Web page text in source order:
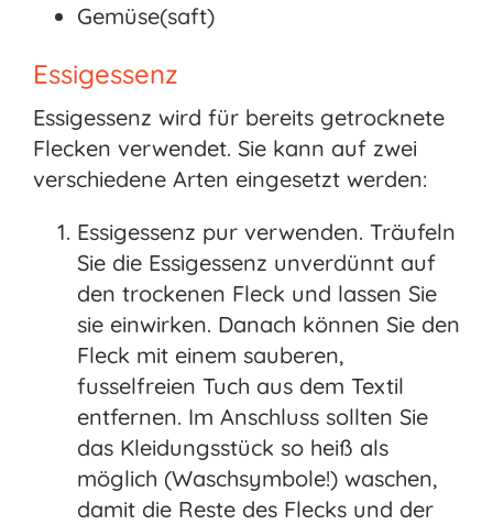
Gemüse(saft)
Essigessenz
Essigessenz wird für bereits getrocknete
Flecken verwendet. Sie kann auf zwei
verschiedene Arten eingesetzt werden:
Essigessenz pur verwenden. Träufeln
Sie die Essigessenz unverdünnt auf
den trockenen Fleck und lassen Sie
sie einwirken. Danach können Sie den
Fleck mit einem sauberen,
fusselfreien Tuch aus dem Textil
entfernen. Im Anschluss sollten Sie
das Kleidungsstück so heiß als
möglich (Waschsymbole!) waschen,
damit die Reste des Flecks und der